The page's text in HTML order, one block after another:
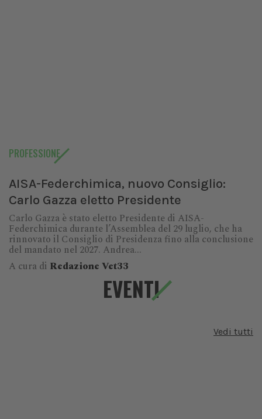
PROFESSIONE
AISA-Federchimica, nuovo Consiglio:
Carlo Gazza eletto Presidente
Carlo Gazza è stato eletto Presidente di AISA-
Federchimica durante l’Assemblea del 29 luglio, che ha
rinnovato il Consiglio di Presidenza fino alla conclusione
del mandato nel 2027. Andrea...
A cura di Redazione Vet33
EVENTI
Vedi tutti